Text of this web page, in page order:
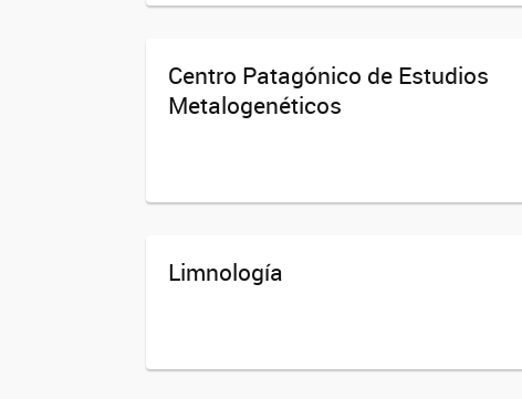
Centro Patagónico de Estudios
Metalogenéticos
Limnología